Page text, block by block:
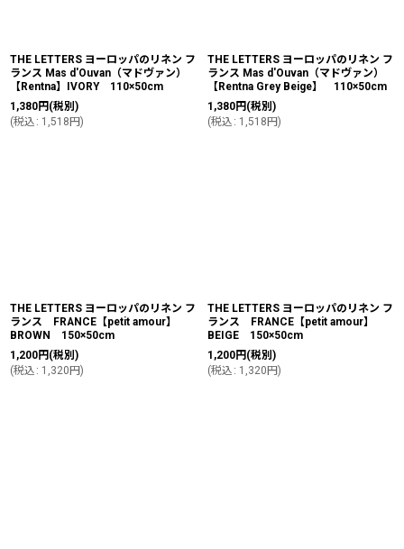
THE LETTERS ヨーロッパのリネン フ
ランス Mas d'Ouvan（マドヴァン）
【Rentna】IVORY 110×50cm
1,380円 (税別)
(税込 : 1,518円)
THE LETTERS ヨーロッパのリネン フ
ランス Mas d'Ouvan（マドヴァン）
【Rentna Grey Beige】 110×50cm
1,380円 (税別)
(税込 : 1,518円)
THE LETTERS ヨーロッパのリネン フ
ランス FRANCE【petit amour】
BROWN 150×50cm
1,200円 (税別)
(税込 : 1,320円)
THE LETTERS ヨーロッパのリネン フ
ランス FRANCE【petit amour】
BEIGE 150×50cm
1,200円 (税別)
(税込 : 1,320円)